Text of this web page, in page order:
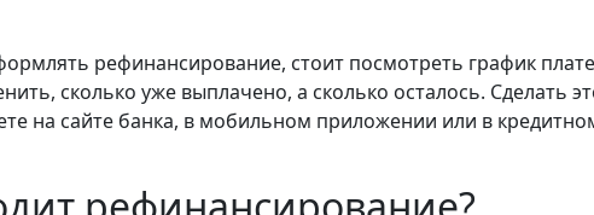
рефинансирование, стоит посмотреть график
сколько уже выплачено, а сколько осталось. Сделать
на сайте банка, в мобильном приложении или в